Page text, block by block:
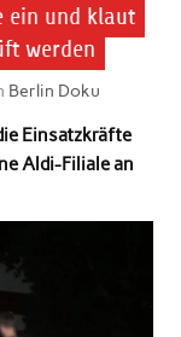
ein und klaut
werden
Berlin Doku
Einsatzkräfte
Aldi-Filiale an